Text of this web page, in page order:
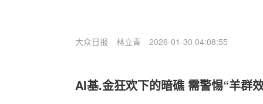
大众日报 林立青 2026-01-30 04:08:55
AI基.金狂欢下的暗礁 需警惕“羊群